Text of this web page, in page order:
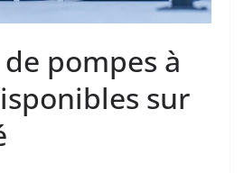
pompes à
sur